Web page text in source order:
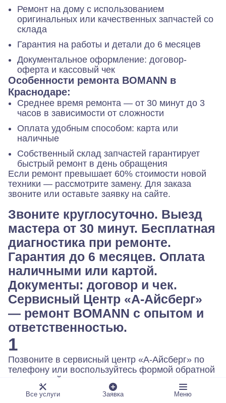
Ремонт на дому с использованием
оригинальных или качественных запчастей со
склада
Гарантия на работы и детали до 6 месяцев
Документальное оформление: договор-
оферта и кассовый чек
Особенности ремонта BOMANN в
Краснодаре:
Среднее время ремонта — от 30 минут до 3
часов в зависимости от сложности
Оплата удобным способом: карта или
наличные
Собственный склад запчастей гарантирует
быстрый ремонт в день обращения
Если ремонт превышает 60% стоимости новой
техники — рассмотрите замену. Для заказа
звоните или оставьте заявку на сайте.
Звоните круглосуточно. Выезд
мастера от 30 минут. Бесплатная
диагностика при ремонте.
Гарантия до 6 месяцев. Оплата
наличными или картой.
Документы: договор и чек.
Сервисный Центр «А-Айсберг»
— ремонт BOMANN с опытом и
ответственностью.
1
Позвоните в сервисный центр «А-Айсберг» по
телефону или воспользуйтесь формой обратной
связи на сайте.
Все услуги Заявка Меню